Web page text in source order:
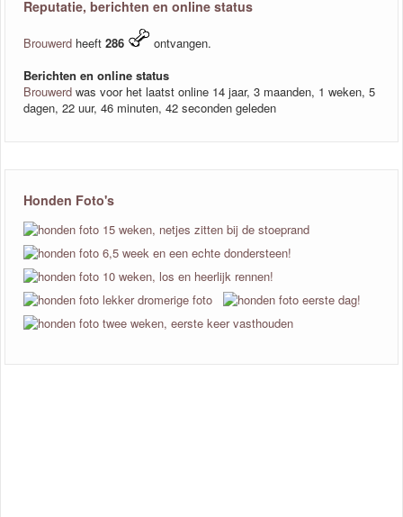
Reputatie, berichten en online status
Brouwerd heeft 286
ontvangen.
Berichten en online status
Brouwerd was voor het laatst online 14 jaar, 3 maanden, 1 weken, 5
dagen, 22 uur, 46 minuten, 42 seconden geleden
Honden Foto's